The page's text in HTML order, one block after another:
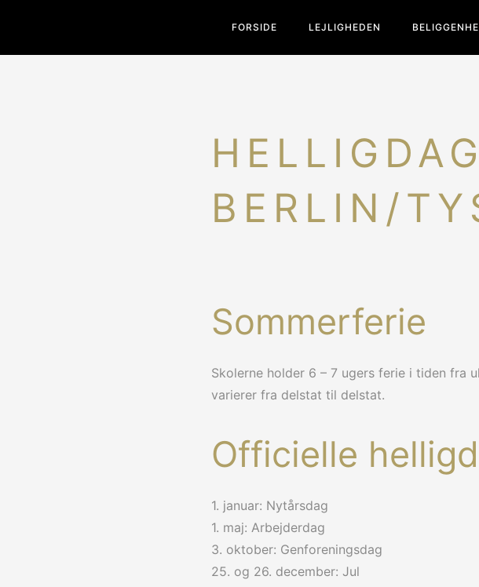
FORSIDE LEJLIGHEDEN
BERLIN/
Sommerferie
Skolerne holder 6 – 7 ugers ferie i tiden fra
varierer fra delstat til delstat.
Officielle
1. januar: Nytårsdag
1. maj: Arbejderdag
3. oktober: Genforeningsdag
25. og 26. december: Jul